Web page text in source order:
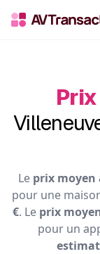
Le prix moyen
pour une
€. Le prix
pour un